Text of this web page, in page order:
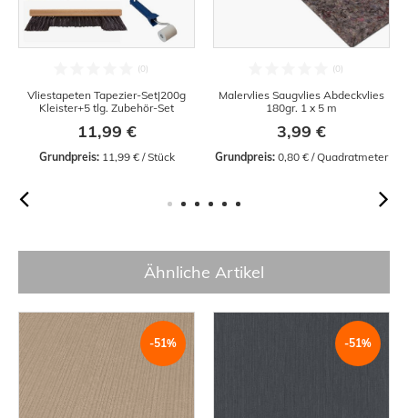
Vliestapeten Tapezier-Set|200g
Kleister+5 tlg. Zubehör-Set
11,99 €
Grundpreis: 11,99 € / Stück
Malervlies Saugvlies Abdeckvlies
180gr. 1 x 5 m
3,99 €
Grundpreis: 0,80 € / Quadratmeter
Ähnliche Artikel
-51% -51%